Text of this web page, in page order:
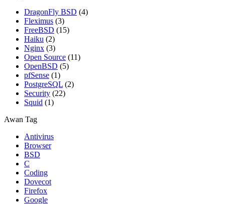
DragonFly BSD (4)
Fleximus (3)
FreeBSD (15)
Haiku (2)
Nginx (3)
Open Source (11)
OpenBSD (5)
pfSense (1)
PostgreSQL (2)
Security (22)
Squid (1)
Awan Tag
Antivirus
Browser
BSD
C
Coding
Dovecot
Firefox
Google